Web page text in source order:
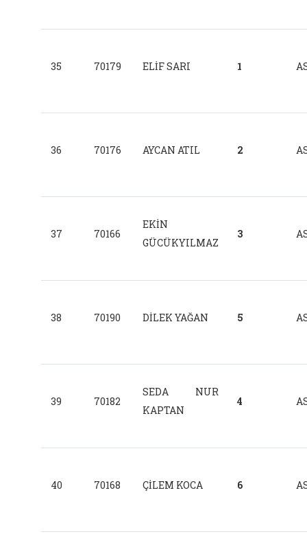
35 70179 ELİF SARI 1
36 70176 AYCAN ATIL 2
37 70166
EKİN
GÜCÜKYILMAZ
3
38 70190 DİLEK YAĞAN 5
39 70182
SEDA NUR
KAPTAN
4
40 70168 ÇİLEM KOCA 6